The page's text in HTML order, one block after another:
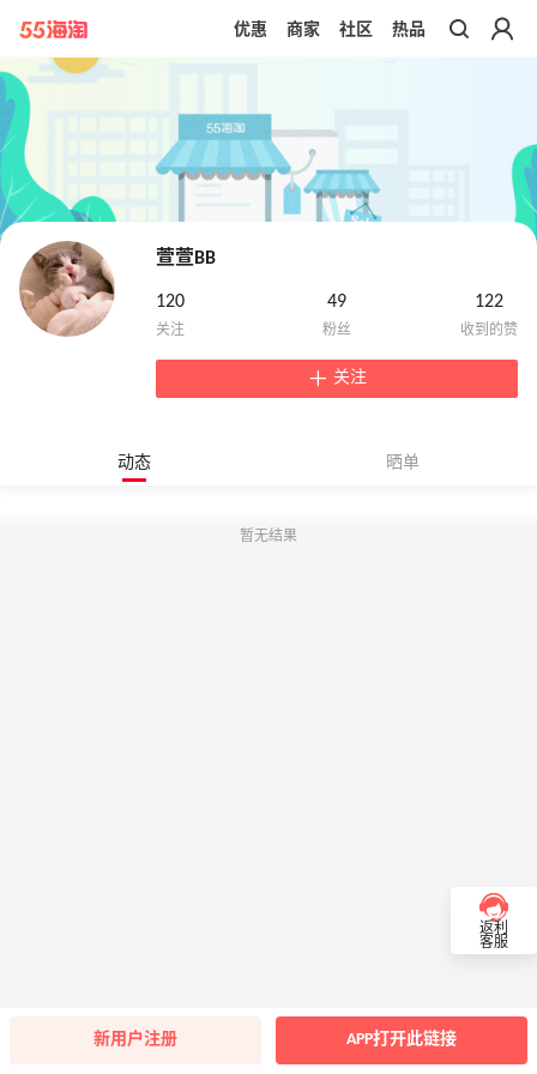
带你去官网买正品
优惠 商家 社区 热品
萱萱BB
120 49 122
关注
动态 晒单
暂无结果
返利
客服
新用户注册 APP打开此链接